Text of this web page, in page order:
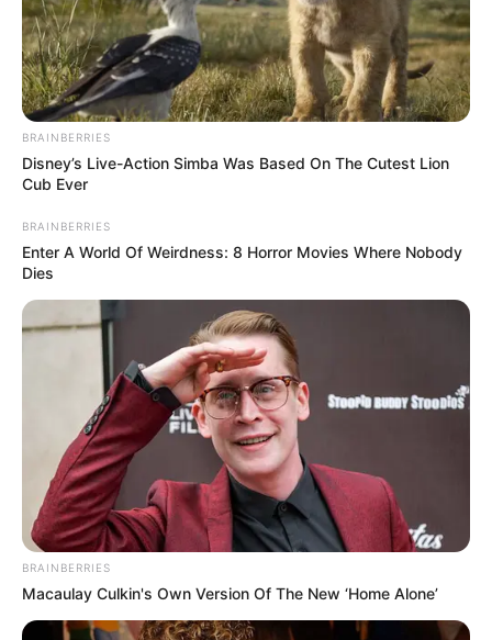
Схеми
[wp-rss-aggregator id="2"]
Ви пропустили
ПАРТНЕРСЬКІ МАТЕРІАЛИ ПОДІЇ
Попит на нерухомість в
Ужгороді зростає – аналітика
девелопера підтверджує
загальнонаціональний інтерес
07.08.2026
BRAINBERRIES
Disney’s Live-Action Simba Was Based On The Cutest Lion
Cub Ever
BRAINBERRIES
Enter A World Of Weirdness: 8 Horror Movies Where Nobody
Dies
BRAINBERRIES
Macaulay Culkin's Own Version Of The New ‘Home Alone’